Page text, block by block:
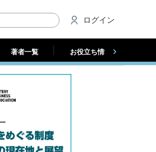
ログイン
著者一覧 お役立ち情報（法人）
著者一覧